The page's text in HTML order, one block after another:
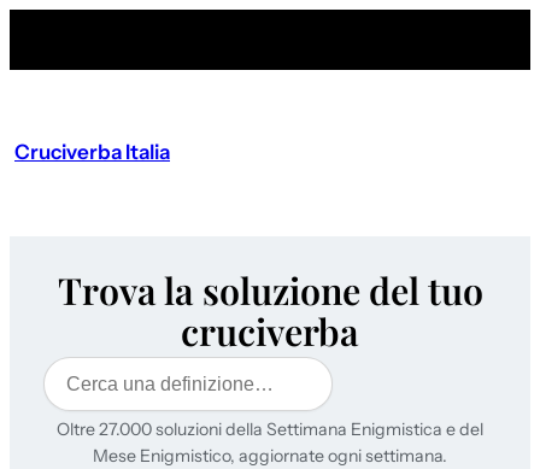
Cruciverba Italia
Trova la soluzione del tuo
cruciverba
Cerca
Oltre 27.000 soluzioni della Settimana Enigmistica e del
Mese Enigmistico, aggiornate ogni settimana.